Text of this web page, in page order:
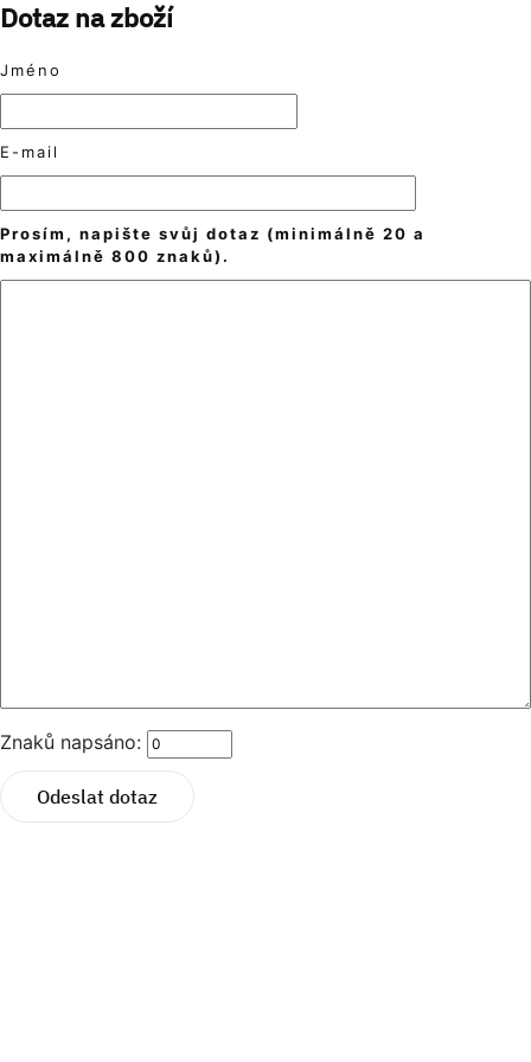
Dotaz na zboží
Jméno
E-mail
Prosím, napište svůj dotaz (minimálně 20 a
maximálně 800 znaků).
Znaků napsáno:
Odeslat dotaz